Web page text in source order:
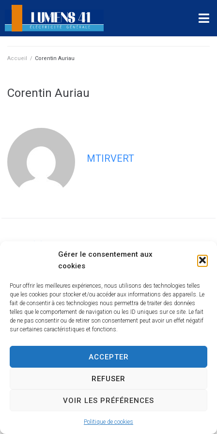
Gérer le consentement aux
cookies
Pour offrir les meilleures expériences, nous utilisons des technologies telles
que les cookies pour stocker et/ou accéder aux informations des appareils. Le
fait de consentir à ces technologies nous permettra de traiter des données
telles que le comportement de navigation ou les ID uniques sur ce site. Le fait
de ne pas consentir ou de retirer son consentement peut avoir un effet négatif
sur certaines caractéristiques et fonctions.
ACCEPTER
REFUSER
VOIR LES PRÉFÉRENCES
Politique de cookies
Accueil / Corentin Auriau
Corentin Auriau
MTIRVERT
Gael Lochon
CONTACT
collectivités & GRC/GRU)